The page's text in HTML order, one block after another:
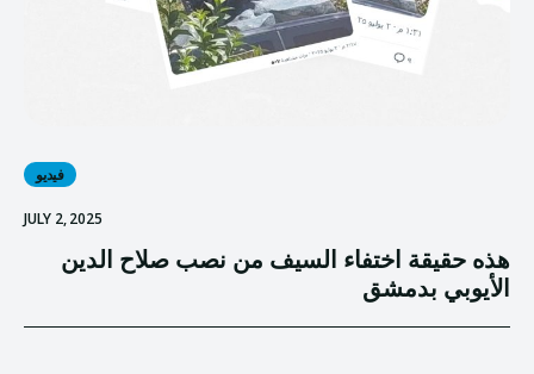
فيديو
JULY 2, 2025
هذه حقيقة اختفاء السيف من نصب صلاح الدين
الأيوبي بدمشق